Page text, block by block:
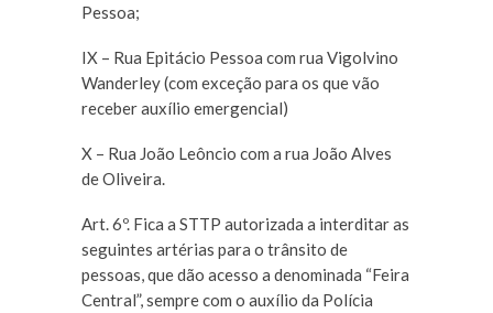
Pessoa;
IX – Rua Epitácio Pessoa com rua Vigolvino
Wanderley (com exceção para os que vão
receber auxílio emergencial)
X – Rua João Leôncio com a rua João Alves
de Oliveira.
Art. 6º. Fica a STTP autorizada a interditar as
seguintes artérias para o trânsito de
pessoas, que dão acesso a denominada “Feira
Central”, sempre com o auxílio da Polícia